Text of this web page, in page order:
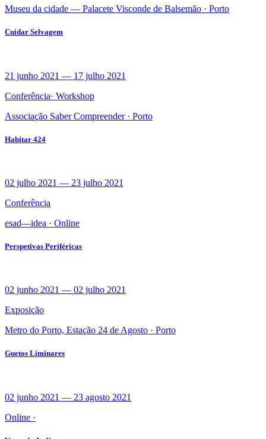
Museu da cidade — Palacete Visconde de Balsemão · Porto
Cuidar Selvagem
21 junho 2021 — 17 julho 2021
Conferência· Workshop
Associação Saber Compreender · Porto
Habitar 424
02 julho 2021 — 23 julho 2021
Conferência
esad—idea · Online
Perspetivas Periféricas
02 junho 2021 — 02 julho 2021
Exposição
Metro do Porto, Estação 24 de Agosto · Porto
Guetos Liminares
02 junho 2021 — 23 agosto 2021
Online ·